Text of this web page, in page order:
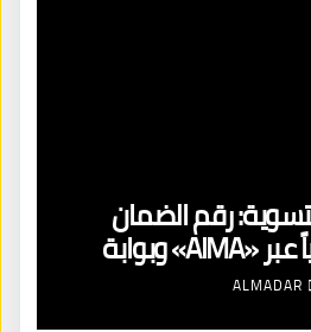
رقم الضمان
الاجتماعي تلقائياً عبر «AIMA» وبوابة
ALMADAR